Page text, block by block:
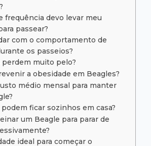
frequência devo levar meu
passear?
com o comportamento de
os passeios?
perdem muito pelo?
a obesidade em Beagles?
médio mensal para manter
podem ficar sozinhos em casa?
um Beagle para parar de
ideal para começar o